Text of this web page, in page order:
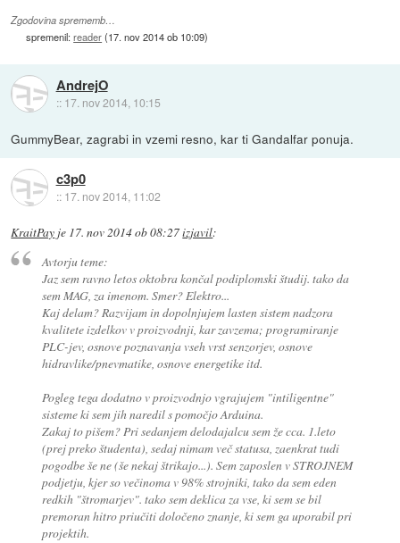
Zgodovina sprememb…
spremenil:reader(17. nov 2014 ob 10:09)
AndrejO
:: 17. nov 2014, 10:15
GummyBear, zagrabi in vzemi resno, kar ti Gandalfar ponuja.
c3p0
:: 17. nov 2014, 11:02
KraitPay je 17. nov 2014 ob 08:27izjavil:
Avtorju teme:
Jaz sem ravno letos oktobra končal podiplomski študij. tako da
sem MAG, za imenom. Smer? Elektro...
Kaj delam? Razvijam in dopolnjujem lasten sistem nadzora
kvalitete izdelkov v proizvodnji, kar zavzema; programiranje
PLC-jev, osnove poznavanja vseh vrst senzorjev, osnove
hidravlike/pnevmatike, osnove energetike itd.
Pogleg tega dodatno v proizvodnjo vgrajujem "intiligentne"
sisteme ki sem jih naredil s pomočjo Arduina.
Zakaj to pišem? Pri sedanjem delodajalcu sem že cca. 1.leto
(prej preko študenta), sedaj nimam več statusa, zaenkrat tudi
pogodbe še ne (še nekaj štrikajo...). Sem zaposlen v STROJNEM
podjetju, kjer so večinoma v 98% strojniki, tako da sem eden
redkih "štromarjev". tako sem deklica za vse, ki sem se bil
premoran hitro priučiti določeno znanje, ki sem ga uporabil pri
projektih.